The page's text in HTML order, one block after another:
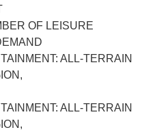
OF LEISURE
ALL-TERRAIN
ALL-TERRAIN